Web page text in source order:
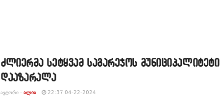
ძლიერმა სეტყვამ საგარეჯოს მუნიციპალიტეტი
დააზარალა
ᲐᲕᲢᲝᲠᲘ - ᲐᲚᲘᲐ 22:37 04-22-2024